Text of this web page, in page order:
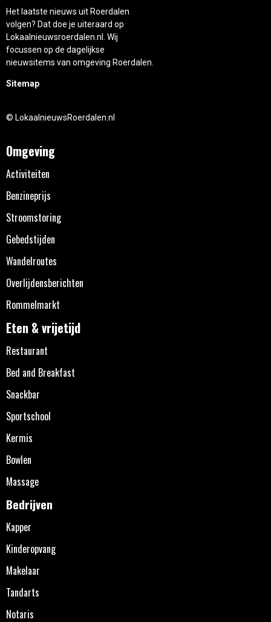
Het laatste nieuws uit Roerdalen
volgen? Dat doe je uiteraard op
Lokaalnieuwsroerdalen.nl. Wij
focussen op de dagelijkse
nieuwsitems van omgeving Roerdalen.
Sitemap
© LokaalnieuwsRoerdalen.nl
Omgeving
Activiteiten
Benzineprijs
Stroomstoring
Gebedstijden
Wandelroutes
Overlijdensberichten
Rommelmarkt
Eten & vrijetijd
Restaurant
Bed and Breakfast
Snackbar
Sportschool
Kermis
Bowlen
Massage
Bedrijven
Kapper
Kinderopvang
Makelaar
Tandarts
Notaris